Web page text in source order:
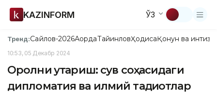
KAZINFORM ЎЗ
Тренд:Сайлов-2026АқордаТайинловҲодисаҚонун ва
10:53, 05 Декабр 2024
Оролни қутқариш: сув соҳасидаги
дипломатия ва илмий тадқиқотлар